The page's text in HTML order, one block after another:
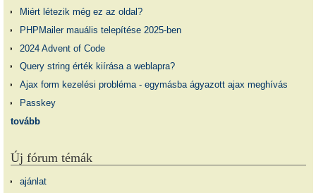
Miért létezik még ez az oldal?
PHPMailer mauális telepítése 2025-ben
2024 Advent of Code
Query string érték kiírása a weblapra?
Ajax form kezelési probléma - egymásba ágyazott ajax meghívás
Passkey
tovább
Új fórum témák
ajánlat